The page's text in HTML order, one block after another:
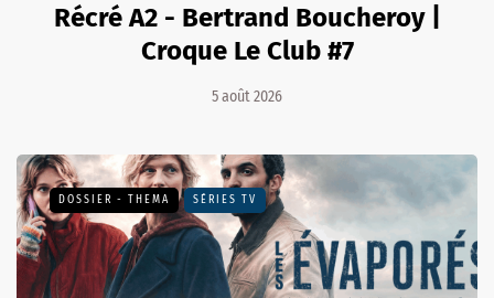
Récré A2 - Bertrand Boucheroy |
Croque Le Club #7
5 août 2026
DOSSIER - THEMA SÉRIES TV